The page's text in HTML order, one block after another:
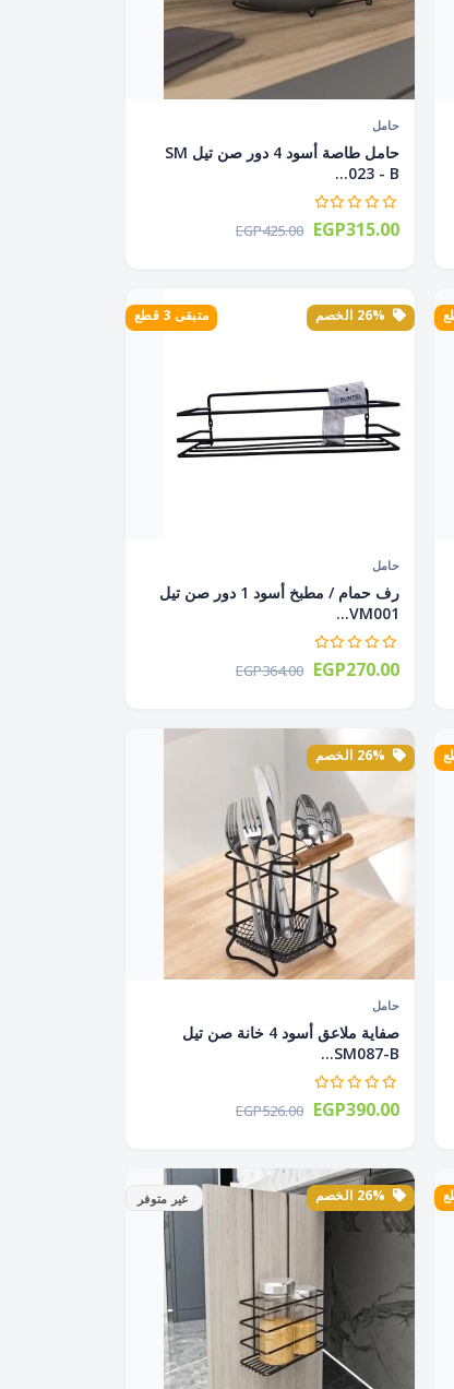
حامل
حامل طاصة أسود 4 دور صن تيل SM
023 - B...
EGP425.00 EGP315.00
متبقى 3 قطع
حامل
رف حمام / مطبخ أسود 1 دور صن تيل
VM001...
EGP364.00 EGP270.00
حامل
صفاية ملاعق أسود 4 خانة صن تيل
SM087-B...
EGP526.00 EGP390.00
غير متوفر